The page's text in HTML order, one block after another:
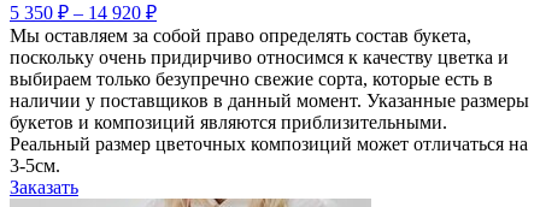
5 350 ₽ – 14 920 ₽
Мы оставляем за собой право определять состав букета,
поскольку очень придирчиво относимся к качеству цветка и
выбираем только безупречно свежие сорта, которые есть в
наличии у поставщиков в данный момент. Указанные размеры
букетов и композиций являются приблизительными.
Реальный размер цветочных композиций может отличаться на
3-5см.
Заказать